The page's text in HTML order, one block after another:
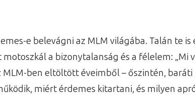
e belevágni az MLM világába. Talán te
a bizonytalanság és a félelem: „Mi
ben eltöltött éveimből – őszintén,
miért érdemes kitartani, és milyen